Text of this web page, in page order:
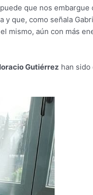
que nos
que, como señala
mismo, aún con más
Gutiérrez han sido